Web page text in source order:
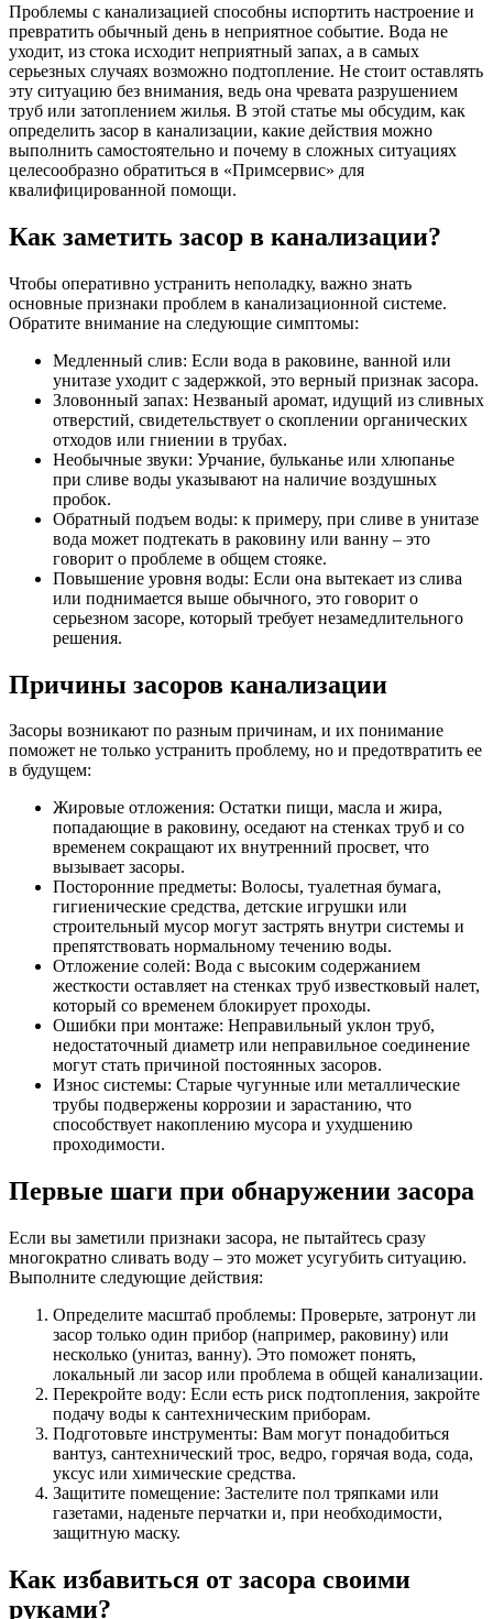
Проблемы с канализацией способны испортить настроение и
превратить обычный день в неприятное событие. Вода не
уходит, из стока исходит неприятный запах, а в самых
серьезных случаях возможно подтопление. Не стоит оставлять
эту ситуацию без внимания, ведь она чревата разрушением
труб или затоплением жилья. В этой статье мы обсудим, как
определить засор в канализации, какие действия можно
выполнить самостоятельно и почему в сложных ситуациях
целесообразно обратиться в «Примсервис» для
квалифицированной помощи.
Как заметить засор в канализации?
Чтобы оперативно устранить неполадку, важно знать
основные признаки проблем в канализационной системе.
Обратите внимание на следующие симптомы:
Медленный слив: Если вода в раковине, ванной или
унитазе уходит с задержкой, это верный признак засора.
Зловонный запах: Незваный аромат, идущий из сливных
отверстий, свидетельствует о скоплении органических
отходов или гниении в трубах.
Необычные звуки: Урчание, бульканье или хлюпанье
при сливе воды указывают на наличие воздушных
пробок.
Обратный подъем воды: к примеру, при сливе в унитазе
вода может подтекать в раковину или ванну – это
говорит о проблеме в общем стояке.
Повышение уровня воды: Если она вытекает из слива
или поднимается выше обычного, это говорит о
серьезном засоре, который требует незамедлительного
решения.
Причины засоров канализации
Засоры возникают по разным причинам, и их понимание
поможет не только устранить проблему, но и предотвратить ее
в будущем:
Жировые отложения: Остатки пищи, масла и жира,
попадающие в раковину, оседают на стенках труб и со
временем сокращают их внутренний просвет, что
вызывает засоры.
Посторонние предметы: Волосы, туалетная бумага,
гигиенические средства, детские игрушки или
строительный мусор могут застрять внутри системы и
препятствовать нормальному течению воды.
Отложение солей: Вода с высоким содержанием
жесткости оставляет на стенках труб известковый налет,
который со временем блокирует проходы.
Ошибки при монтаже: Неправильный уклон труб,
недостаточный диаметр или неправильное соединение
могут стать причиной постоянных засоров.
Износ системы: Старые чугунные или металлические
трубы подвержены коррозии и зарастанию, что
способствует накоплению мусора и ухудшению
проходимости.
Первые шаги при обнаружении засора
Если вы заметили признаки засора, не пытайтесь сразу
многократно сливать воду – это может усугубить ситуацию.
Выполните следующие действия:
Определите масштаб проблемы: Проверьте, затронут ли
засор только один прибор (например, раковину) или
несколько (унитаз, ванну). Это поможет понять,
локальный ли засор или проблема в общей канализации.
Перекройте воду: Если есть риск подтопления, закройте
подачу воды к сантехническим приборам.
Подготовьте инструменты: Вам могут понадобиться
вантуз, сантехнический трос, ведро, горячая вода, сода,
уксус или химические средства.
Защитите помещение: Застелите пол тряпками или
газетами, наденьте перчатки и, при необходимости,
защитную маску.
Как избавиться от засора своими
руками?